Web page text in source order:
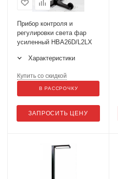
Прибор контроля и
регулировки света фар
усиленный HBA26D/L2LX
Характеристики
ЗАПРОСИТЬ ЦЕНУ
Купить со скидкой
В РАССРОЧКУ